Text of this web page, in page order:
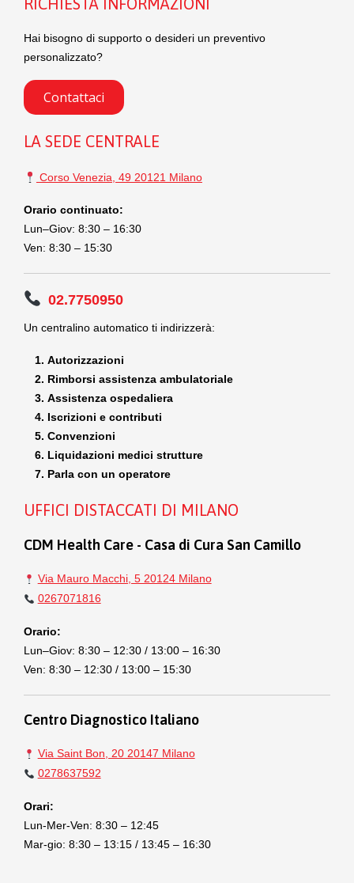
RICHIESTA INFORMAZIONI
Hai bisogno di supporto o desideri un preventivo
personalizzato?
Contattaci
LA SEDE CENTRALE
Corso Venezia, 49 20121 Milano
Orario continuato:
Lun–Giov: 8:30 – 16:30
Ven: 8:30 – 15:30
02.7750950
Un centralino automatico ti indirizzerà:
Autorizzazioni
Rimborsi assistenza ambulatoriale
Assistenza ospedaliera
Iscrizioni e contributi
Convenzioni
Liquidazioni medici strutture
Parla con un operatore
UFFICI DISTACCATI DI MILANO
CDM Health Care - Casa di Cura San Camillo
Via Mauro Macchi, 5 20124 Milano
0267071816
Orario:
Lun–Giov: 8:30 – 12:30 / 13:00 – 16:30
Ven: 8:30 – 12:30 / 13:00 – 15:30
Centro Diagnostico Italiano
Via Saint Bon, 20 20147 Milano
0278637592
Orari:
Lun-Mer-Ven: 8:30 – 12:45
Mar-gio: 8:30 – 13:15 / 13:45 – 16:30